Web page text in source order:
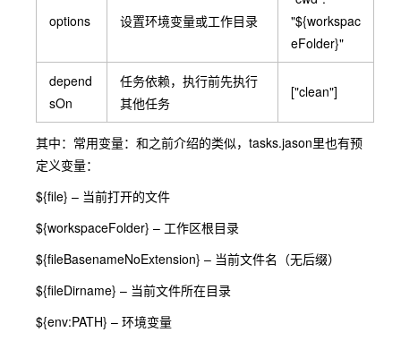
options 设置环境变量或工作目录
"${workspac
eFolder}"
depend
sOn
任务依赖，执行前先执行
其他任务
["clean"]
其中：常用变量：和之前介绍的类似，tasks.jason里也有预
定义变量：
${file} – 当前打开的文件
${workspaceFolder} – 工作区根目录
${fileBasenameNoExtension} – 当前文件名（无后缀）
${fileDirname} – 当前文件所在目录
${env:PATH} – 环境变量